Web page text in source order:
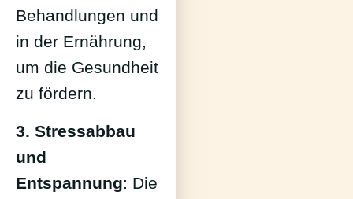
Behandlungen und
in der Ernährung,
um die Gesundheit
zu fördern.
3. Stressabbau
und
Entspannung: Die